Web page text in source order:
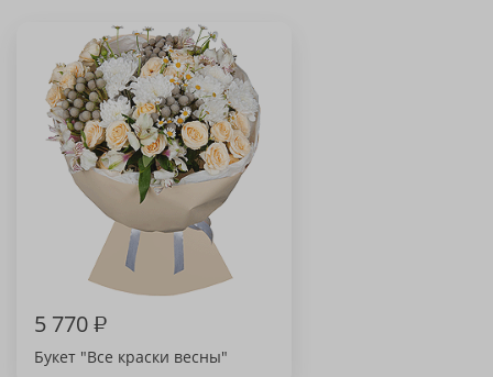
5 770₽
Букет "Все краски весны"